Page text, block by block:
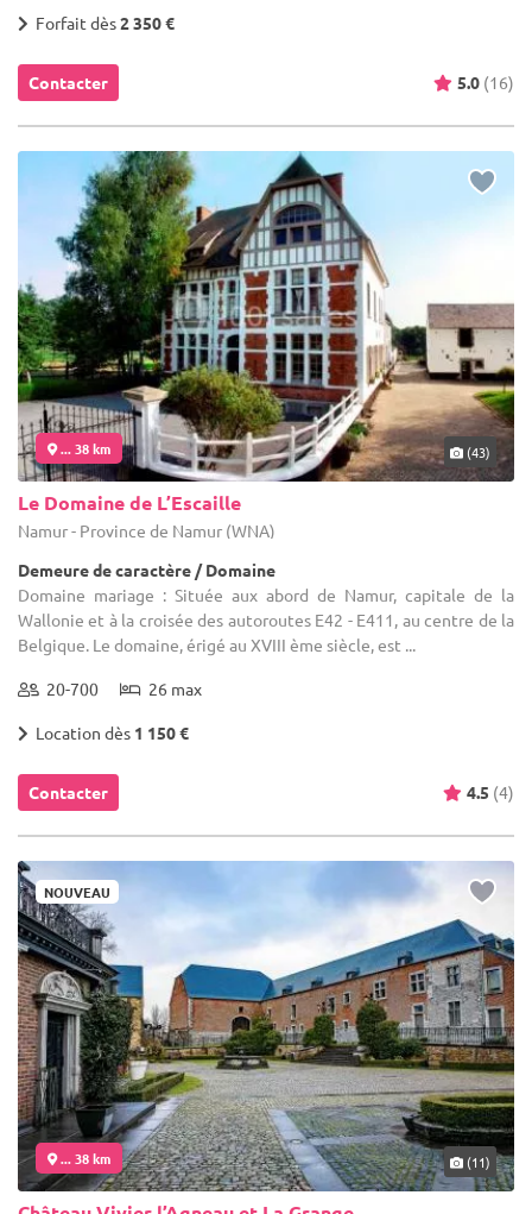
Forfait dès2 350 €
Contacter 5.0 (16)
... 38 km (43)
Le Domaine de L’Escaille
Namur - Province de Namur (WNA)
Demeure de caractère / Domaine
Domaine mariage : Située aux abord de Namur, capitale de la
Wallonie et à la croisée des autoroutes E42 - E411, au centre de la
Belgique. Le domaine, érigé au XVIII ème siècle, est ...
20-700 26 max
Location dès 1 150 €
Contacter 4.5 (4)
NOUVEAU
... 38 km (11)